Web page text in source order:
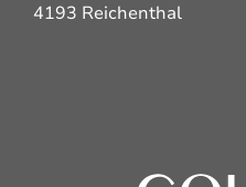
4193 Reichenthal